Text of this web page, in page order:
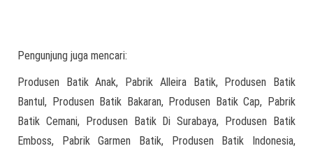
Pengunjung juga mencari:
Produsen Batik Anak, Pabrik Alleira Batik, Produsen Batik
Bantul, Produsen Batik Bakaran, Produsen Batik Cap, Pabrik
Batik Cemani, Produsen Batik Di Surabaya, Produsen Batik
Emboss, Pabrik Garmen Batik, Produsen Batik Indonesia,